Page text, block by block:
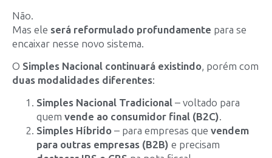
Não.
Mas ele será reformulado profundamente para se
encaixar nesse novo sistema.
O Simples Nacional continuará existindo, porém com
duas modalidades diferentes:
Simples Nacional Tradicional – voltado para
quem vende ao consumidor final (B2C).
Simples Híbrido – para empresas que vendem
para outras empresas (B2B) e precisam